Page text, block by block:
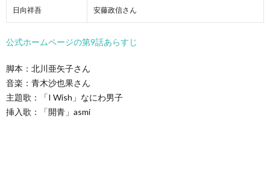
日向祥吾 安藤政信さん
公式ホームページの第9話あらすじ
脚本：北川亜矢子さん
音楽：青木沙也果さん
主題歌：「I Wish」なにわ男子
挿入歌：「開青」asmi